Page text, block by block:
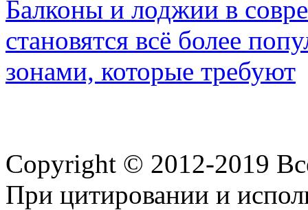
Балконы и лоджии в
становятся всё более
зонами, которые требуют
Copyright © 2012-2019
При цитировании и